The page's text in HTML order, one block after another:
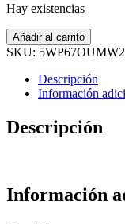
Hay existencias
Añadir al carrito
SKU:
Descripción
Información
Descripción
Información